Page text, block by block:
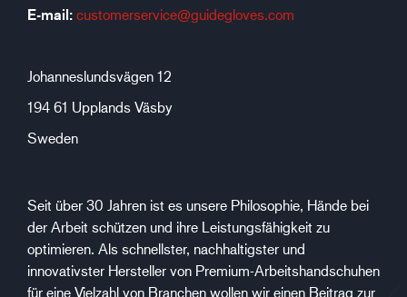
E-mail: customerservice@guidegloves.com
Johanneslundsvägen 12
194 61 Upplands Väsby
Sweden
Seit über 30 Jahren ist es unsere Philosophie, Hände bei
der Arbeit schützen und ihre Leistungsfähigkeit zu
optimieren. Als schnellster, nachhaltigster und
innovativster Hersteller von Premium-Arbeitshandschuhen
für eine Vielzahl von Branchen wollen wir einen Beitrag zur